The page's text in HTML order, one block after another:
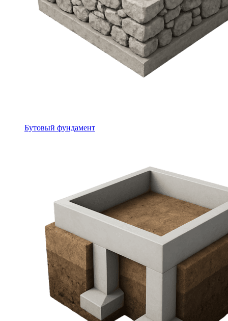
Бутовый фундамент